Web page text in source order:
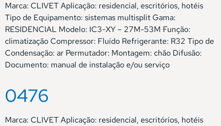
Marca: CLIVET Aplicação: residencial, escritórios, hotéis
Tipo de Equipamento: sistemas multisplit Gama:
RESIDENCIAL Modelo: IC3-XY – 27M-53M Função:
climatização Compressor: Fluído Refrigerante: R32 Tipo de
Condensação: ar Permutador: Montagem: chão Difusão:
Documento: manual de instalação e/ou serviço
0476
Marca: CLIVET Aplicação: residencial, escritórios, hotéis